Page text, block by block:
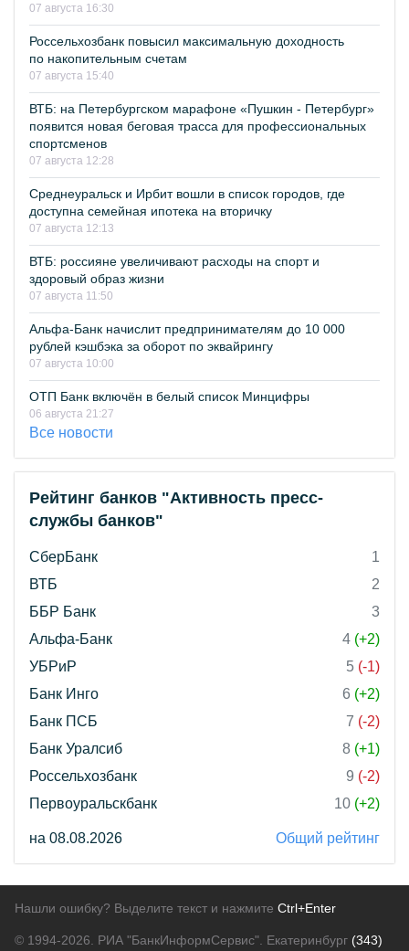
07 августа 16:30
Россельхозбанк повысил максимальную доходность
по накопительным счетам
07 августа 15:40
ВТБ: на Петербургском марафоне «Пушкин - Петербург»
появится новая беговая трасса для профессиональных
спортсменов
07 августа 12:28
Среднеуральск и Ирбит вошли в список городов, где
доступна семейная ипотека на вторичку
07 августа 12:13
ВТБ: россияне увеличивают расходы на спорт и
здоровый образ жизни
07 августа 11:50
Альфа-Банк начислит предпринимателям до 10 000
рублей кэшбэка за оборот по эквайрингу
07 августа 10:00
ОТП Банк включён в белый список Минцифры
06 августа 21:27
Все новости
Рейтинг банков "Активность пресс-
службы банков"
СберБанк
1
ВТБ
2
ББР Банк
3
Альфа-Банк
4 (+2)
УБРиР
5 (-1)
Банк Инго
6 (+2)
Банк ПСБ
7 (-2)
Банк Уралсиб
8 (+1)
Россельхозбанк
9 (-2)
Первоуральскбанк
10 (+2)
на 08.08.2026 Общий рейтинг
Нашли ошибку? Выделите текст и нажмите Ctrl+Enter
© 1994-2026. РИА "БанкИнформСервис". Екатеринбург (343)